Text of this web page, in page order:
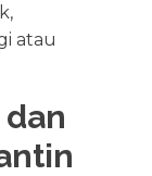
atau